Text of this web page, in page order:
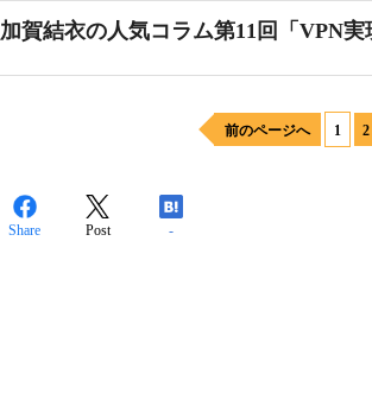
加賀結衣の人気コラム第11回「VPN
前のページへ 1 2
Share Post -